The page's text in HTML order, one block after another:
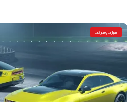
سيارات ومحركات